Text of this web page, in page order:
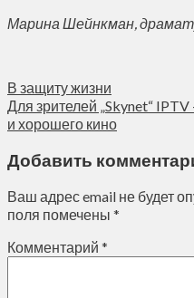
Марина Шейнкман,
В защиту жизни
Для зрителей „Skynet“
и хорошего кино
Добавить
Ваш адрес email не будет
поля помечены *
Комментарий *